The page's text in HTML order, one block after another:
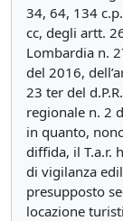
34, 64, 134
cc, degli artt.
Lombardia n.
del 2016,
23 ter del
regionale n. 2
in quanto,
diffida, il T.a.r.
di vigilanza
presupposto
locazione